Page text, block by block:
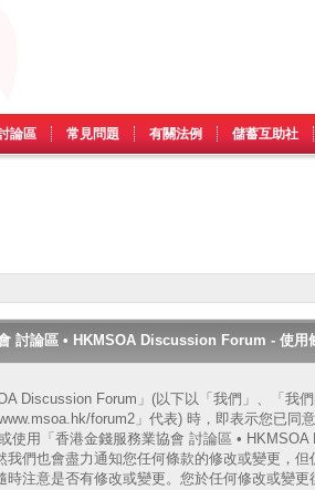
論區 常見問題 有關法例 儲蓄互助社
討論區 • HKMSOA Discussion Forum - 使用
Discussion Forum」(以下以「我們」、「我
forum2」代表) 時，即表示您已同
使用「香港金錢服務業協會 討論區 •
們也會盡力通知您任何條款的修改或變更，
注意是否有修改或變更。您於任何修改或變